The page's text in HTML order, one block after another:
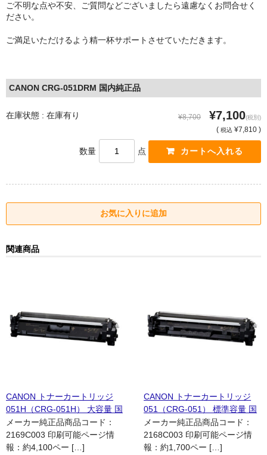
ご不明な点や不安、ご質問などございましたら遠慮なくお問合せく
ださい。
ご満足いただけるよう精一杯サポートさせていただきます。
CANON CRG-051DRM 国内純正品
在庫状態 : 在庫有り ¥8,700 ¥7,100(税別)
( 税込 ¥7,810 )
数量 点
関連商品
CANON トナーカートリッジ
051H（CRG-051H） 大容量 国
内リサイクル品
メーカー純正品商品コード：
2169C003 印刷可能ページ情
報：約4,100ペー […]
CANON トナーカートリッジ
051（CRG-051） 標準容量 国
内リサイクル品
メーカー純正品商品コード：
2168C003 印刷可能ページ情
報：約1,700ペー […]